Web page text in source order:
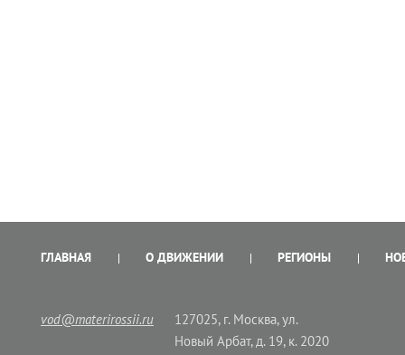
ГЛАВНАЯ О ДВИЖЕНИИ РЕГИОНЫ
vod@materirossii.ru
127025, г. Москва, ул.
Новый Арбат, д. 19, к. 2020